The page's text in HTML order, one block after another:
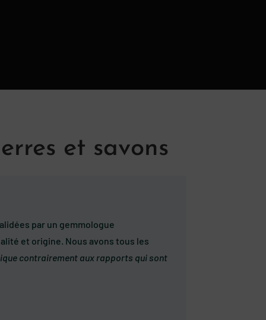
et savons
par un gemmologue
et origine. Nous avons tous les
contrairement aux rapports qui sont